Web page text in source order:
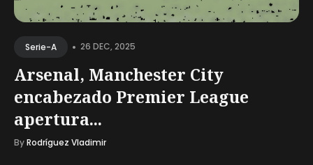
Serie-A • 26 DEC, 2025
Arsenal, Manchester City
encabezado Premier League
apertura...
ByRodríguez Vladimir